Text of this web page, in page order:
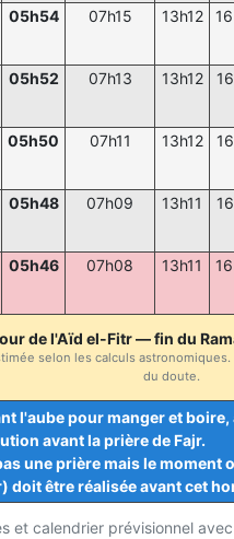
et calendrier prévisionnel
05h54 07h15 13h12
05h52 07h13 13h12
05h50 07h11 13h12
05h48 07h09 13h11
05h46 07h08 13h11
de l'Aïd el-Fitr — fin du
selon les calculs
du doute.
l'aube pour manger et boire,
avant la prière de Fajr.
une prière mais le moment
doit être réalisée avant cet